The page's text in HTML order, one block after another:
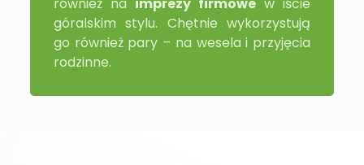
góralskim stylu. Chętnie wykorzystują
go również pary – na wesela i przyjęcia
rodzinne.